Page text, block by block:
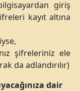
giriş
kayıt altına
şifreleriniz ele
da adlandırılır)
dair